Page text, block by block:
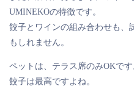
UMINEKOの特徴です。
餃子とワインの組み合わせも、
もしれません。
ペットは、テラス席のみOKで
餃子は最高ですよね。